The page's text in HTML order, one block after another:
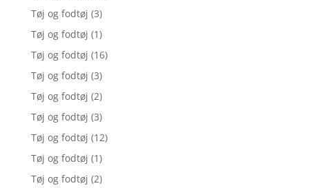
Tøj og fodtøj (3)
Tøj og fodtøj (1)
Tøj og fodtøj (16)
Tøj og fodtøj (3)
Tøj og fodtøj (2)
Tøj og fodtøj (3)
Tøj og fodtøj (12)
Tøj og fodtøj (1)
Tøj og fodtøj (2)